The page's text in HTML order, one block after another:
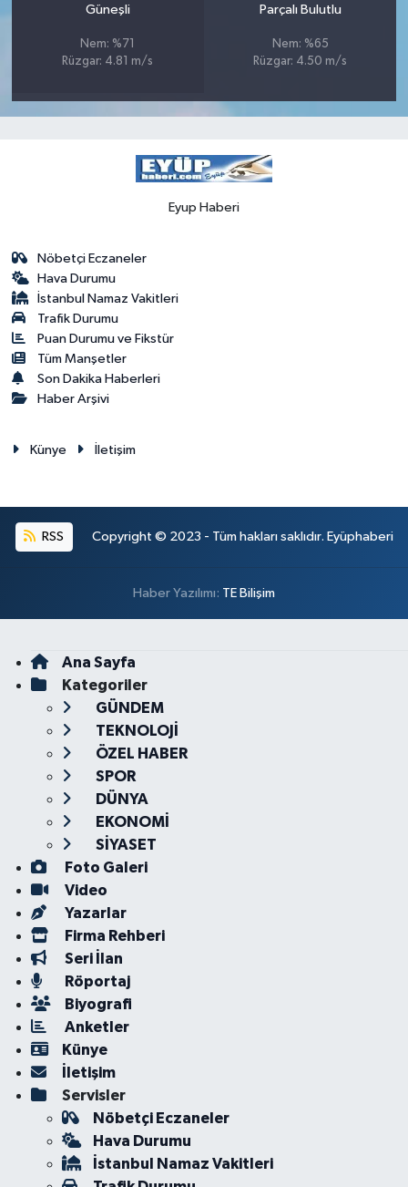
Güneşli
Nem: %71
Rüzgar: 4.81 m/s
Parçalı Bulutlu
Nem: %65
Rüzgar: 4.50 m/s
Eyup Haberi
Nöbetçi Eczaneler
Hava Durumu
İstanbul Namaz Vakitleri
Trafik Durumu
Puan Durumu ve Fikstür
Tüm Manşetler
Son Dakika Haberleri
Haber Arşivi
Künye İletişim
RSS Copyright © 2023 - Tüm hakları saklıdır. Eyüphaberi
Haber Yazılımı: TE Bilişim
Ana Sayfa
Kategoriler
GÜNDEM
TEKNOLOJİ
ÖZEL HABER
SPOR
DÜNYA
EKONOMİ
SİYASET
Foto Galeri
Video
Yazarlar
Firma Rehberi
Seri İlan
Röportaj
Biyografi
Anketler
Künye
İletişim
Servisler
Nöbetçi Eczaneler
Hava Durumu
İstanbul Namaz Vakitleri